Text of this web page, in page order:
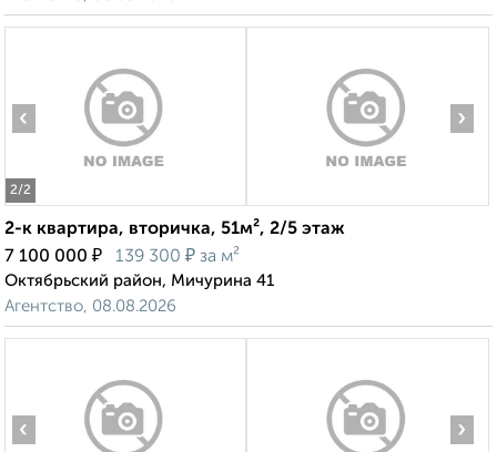
2/2
‹ ›
2-к квартира, вторичка, 51м², 2/5 этаж
7 100 000 ₽ 139 300 ₽ за м²
Октябрьский район, Мичурина 41
Агентство, 08.08.2026
‹ ›